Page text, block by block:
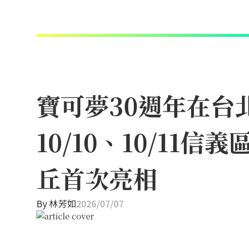
寶可夢30週年在台
10/10、10/11信義
丘首次亮相
By林芳如2026/07/07